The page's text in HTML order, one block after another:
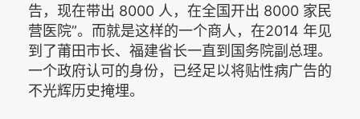
告，现在带出 8000 人，在全国开出 8000 家民
营医院”。而就是这样的一个商人，在2014 年见
到了莆田市长、福建省长一直到国务院副总理。
一个政府认可的身份，已经足以将贴性病广告的
不光辉历史掩埋。